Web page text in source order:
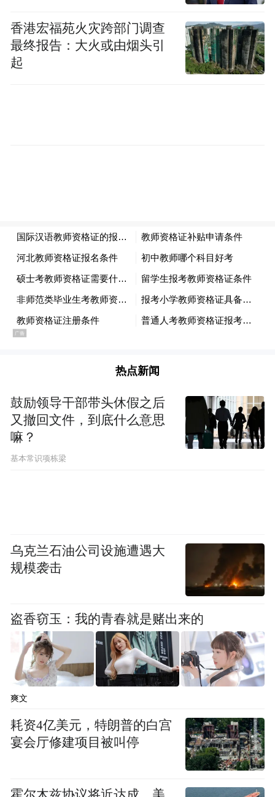
香港宏福苑火灾跨部门调查
最终报告：大火或由烟头引
起
热点新闻
鼓励领导干部带头休假之后
又撤回文件，到底什么意思
嘛？
基本常识项栋梁
乌克兰石油公司设施遭遇大
规模袭击
盗香窃玉：我的青春就是赌出来的
爽文
耗资4亿美元，特朗普的白宫
宴会厅修建项目被叫停